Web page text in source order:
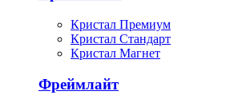
Кристал Премиум
Кристал Стандарт
Кристал Магнет
Фреймлайт